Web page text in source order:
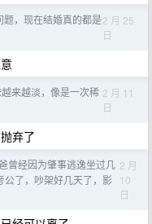
题，现在结婚真的都是2 月 25
日
来越淡，像是一次稀 2 月 11
日
弃了
曾经因为肇事逃逸坐过几
公了，吵架好几天了，影
2 月
10
日